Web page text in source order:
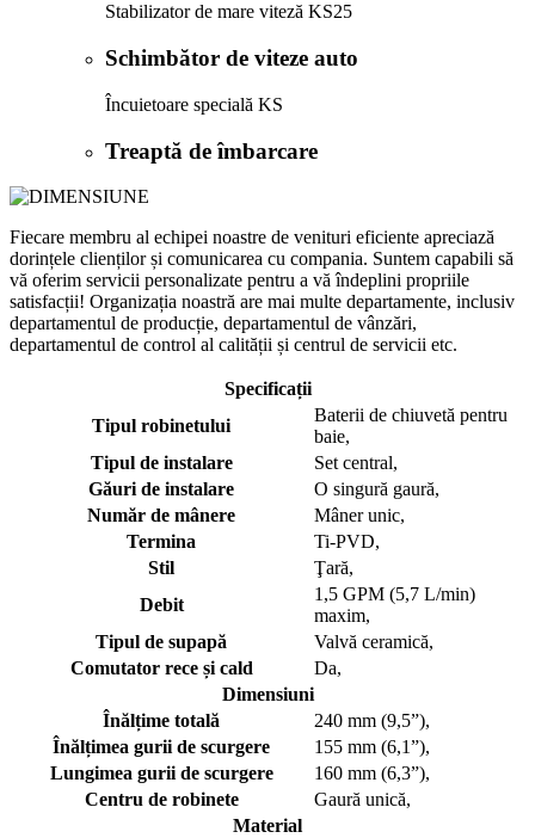
Stabilizator de mare viteză KS25
Schimbător de viteze auto
Încuietoare specială KS
Treaptă de îmbarcare
Fiecare membru al echipei noastre de venituri eficiente apreciază
dorințele clienților și comunicarea cu compania. Suntem capabili să
vă oferim servicii personalizate pentru a vă îndeplini propriile
satisfacții! Organizația noastră are mai multe departamente, inclusiv
departamentul de producție, departamentul de vânzări,
departamentul de control al calității și centrul de servicii etc.
Specificații
Tipul robinetului
Baterii de chiuvetă pentru
baie,
Tipul de instalare
Set central,
Găuri de instalare
O singură gaură,
Număr de mânere
Mâner unic,
Termina
Ti-PVD,
Stil
Ţară,
Debit
1,5 GPM (5,7 L/min)
maxim,
Tipul de supapă
Valvă ceramică,
Comutator rece și cald
Da,
Dimensiuni
Înălțime totală
240 mm (9,5”),
Înălțimea gurii de scurgere
155 mm (6,1”),
Lungimea gurii de scurgere
160 mm (6,3”),
Centru de robinete
Gaură unică,
Material